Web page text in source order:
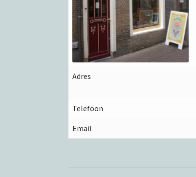
Adres
Telefoon
Email